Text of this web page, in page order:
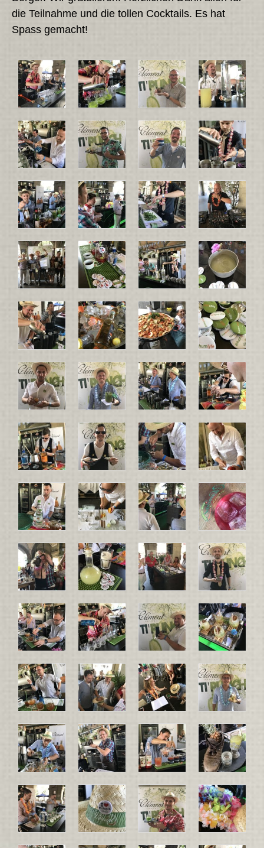
die Teilnahme und die tollen Cocktails. Es hat
Spass gemacht!